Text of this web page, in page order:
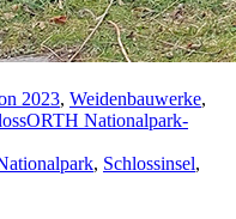
2023, Weidenbauwerke,
Nationalpark-
, Schlossinsel,